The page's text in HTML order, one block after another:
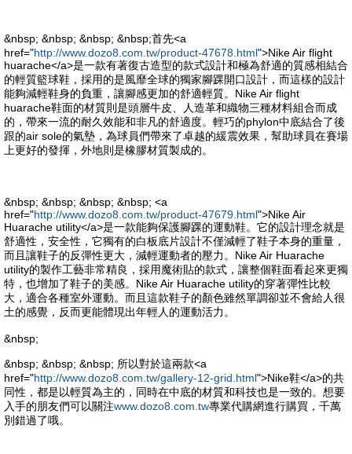
&nbsp; &nbsp; &nbsp; &nbsp;首先<a
href="http://www.dozo8.com.tw/product-47678.html">Nike Air flight
huarache</a>是一款有著復古造型的款式設計和極為舒適的質感相結合
的輕質籃球鞋，採用的是風靡全球的獨家腳踝開口設計，而這樣的設計
能夠減輕鞋身的負重，讓腳感更加的舒適輕質。Nike Air flight
huarache鞋面的材質則是頭層牛皮、人造革和織物三種材料組合而成
的，帶來一流的耐久效能和非凡的舒適度。輕巧的phylon中底結合了後
跟的air sole的氣墊，為球員們帶來了卓越的緩震效果，幫助球員在賽場
上更好的發揮，外地則是橡膠材質製成的。
&nbsp; &nbsp; &nbsp; &nbsp; <a
href="http://www.dozo8.com.tw/product-47679.html">Nike Air
Huarache utility</a>是一款能夠保護腳踝的運動鞋。它的設計理念就是
舒適性，安全性，它獨有的白板底片設計不僅減輕了鞋子本身的重量，
而且讓鞋子的反彈性更大，減輕運動者的壓力。Nike Air Huarache
utility的製作工藝非常精良，採用魔術貼的款式，讓整個鞋面看起來更獨
特，也增加了鞋子的美感。Nike Air Huarache utility的穿著彈性比較
大，適合各種室外運動。而且這款鞋子的顏色雖然單調卻並不會給人很
土的感覺，反而更能體現出年輕人的運動活力。
&nbsp;
&nbsp; &nbsp; &nbsp; 所以對於這兩款<a
href="http://www.dozo8.com.tw/gallery-12-grid.html">Nike鞋</a>的共
同性，都是以輕質為主的，同時在中底的材質和科技也是一致的。想要
入手的朋友們可以關注www.dozo8.com.tw專業代購網進行購買，千萬
別錯過了哦。